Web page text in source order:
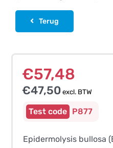
Terug
€57,48
€47,50excl. BTW
P877
Epidermolysis bullosa